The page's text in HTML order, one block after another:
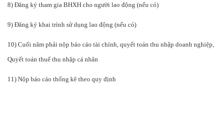
8) Đăng ký tham gia BHXH cho người lao động (nếu có)
9) Đăng ký khai trình sử dụng lao động (nếu có)
10) Cuối năm phải nộp báo cáo tài chính, quyết toán thu nhập doanh nghiệp,
Quyết toán thuế thu nhập cá nhân
11) Nộp báo cáo thống kê theo quy định